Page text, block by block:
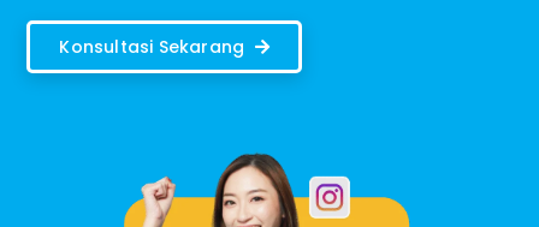
Konsultasi Sekarang